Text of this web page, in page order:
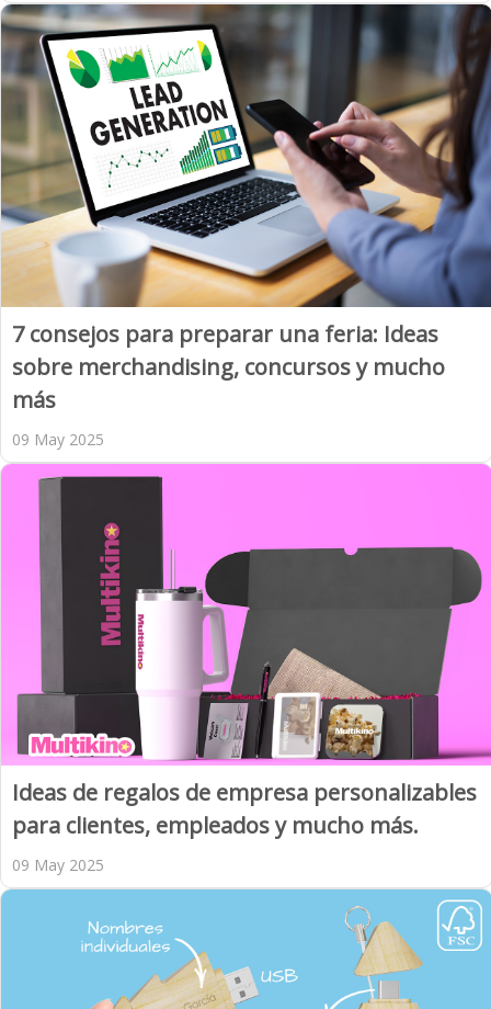
7 consejos para preparar una feria: Ideas
sobre merchandising, concursos y mucho
más
09 May 2025
Ideas de regalos de empresa personalizables
para clientes, empleados y mucho más.
09 May 2025